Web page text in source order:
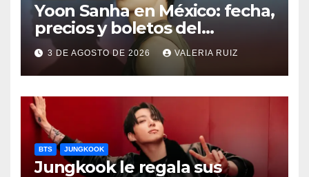
Yoon Sanha en México: fecha,
precios y boletos del
FANCON
3 DE AGOSTO DE 2026 VALERIA RUIZ
BTS JUNGKOOK
Jungkook le regala sus